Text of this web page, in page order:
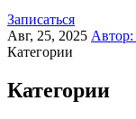
Записаться
Авг, 25, 2025 Автор:
Категории
Категории